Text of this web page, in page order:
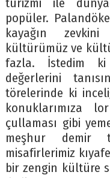
turizmi ile
popüler.
kayağın
kültürümüz ve
fazla. İstedim ki
değerlerini
törelerinde ki
konuklarımıza
çullaması gibi
meşhur demir
misafirlerimiz
bir zengin kültüre